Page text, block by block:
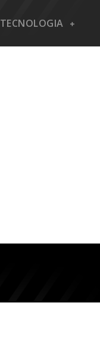
TECNOLOGIA